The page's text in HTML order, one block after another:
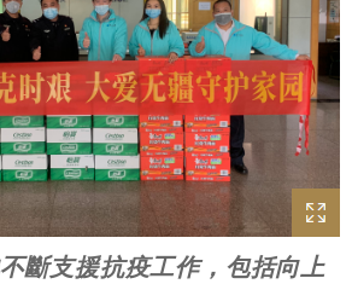
斷支援抗疫工作，包括向上